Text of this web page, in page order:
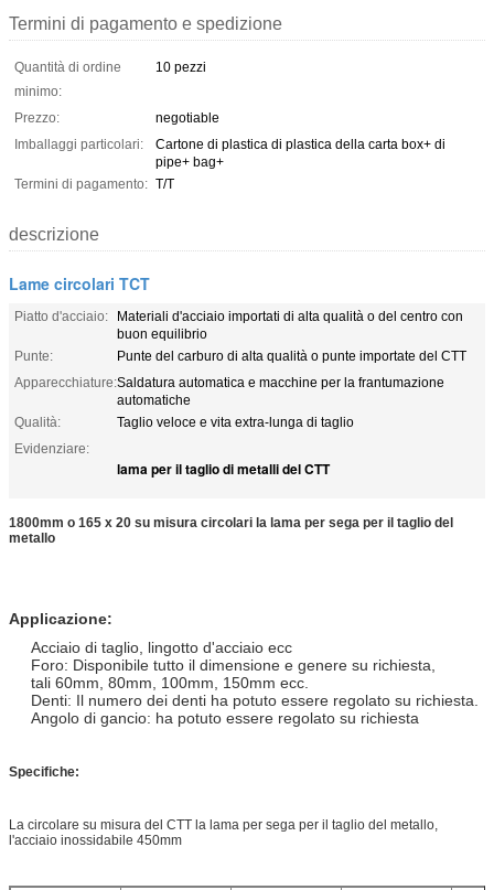
Termini di pagamento e spedizione
Quantità di ordine
minimo:
10 pezzi
Prezzo:
negotiable
Imballaggi particolari:
Cartone di plastica di plastica della carta box+ di
pipe+ bag+
Termini di pagamento: T/T
descrizione
Lame circolari TCT
Piatto d'acciaio:
Materiali d'acciaio importati di alta qualità o del centro con
buon equilibrio
Punte:
Punte del carburo di alta qualità o punte importate del CTT
Apparecchiature:Saldatura automatica e macchine per la frantumazione
automatiche
Qualità:
Taglio veloce e vita extra-lunga di taglio
Evidenziare:
lama per il taglio di metalli del CTT
1800mm o 165 x 20 su misura circolari la lama per sega per il taglio del
metallo
Applicazione:
Acciaio di taglio, lingotto d'acciaio ecc
Foro: Disponibile tutto il dimensione e genere su richiesta,
tali 60mm, 80mm, 100mm, 150mm ecc.
Denti: Il numero dei denti ha potuto essere regolato su richiesta.
Angolo di gancio: ha potuto essere regolato su richiesta
Specifiche:
La circolare su misura del CTT la lama per sega per il taglio del metallo,
l'acciaio inossidabile 450mm